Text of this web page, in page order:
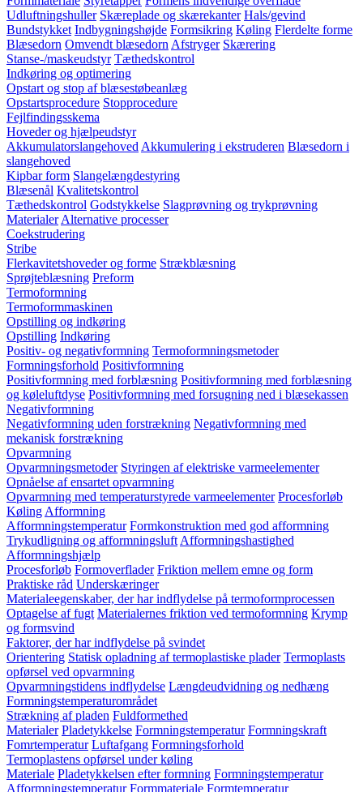
Udluftningshuller Skæreplade og skærekanter Hals/gevind
Bundstykket Indbygningshøjde Formsikring Køling Flerdelte forme
Blæsedorn Omvendt blæsedorn Afstryger Skærering
Stanse-/maskeudstyr Tæthedskontrol
Indkøring og optimering
Opstart og stop af blæsestøbeanlæg
Opstartsprocedure Stopprocedure
Fejlfindingsskema
Hoveder og hjælpeudstyr
Akkumulatorslangehoved Akkumulering i ekstruderen Blæsedorn i
slangehoved
Kipbar form Slangelængdestyring
Blæsenål Kvalitetskontrol
Tæthedskontrol Godstykkelse Slagprøvning og trykprøvning
Materialer Alternative processer
Coekstrudering
Stribe
Flerkavitetshoveder og forme Strækblæsning
Sprøjteblæsning Preform
Termoformning
Termoformmaskinen
Opstilling og indkøring
Opstilling Indkøring
Positiv- og negativformning Termoformningsmetoder
Formningsforhold Positivformning
Positivformning med forblæsning Positivformning med forblæsning
og køleluftdyse Positivformning med forsugning ned i blæsekassen
Negativformning
Negativformning uden forstrækning Negativformning med
mekanisk forstrækning
Opvarmning
Opvarmningsmetoder Styringen af elektriske varmeelementer
Opnåelse af ensartet opvarmning
Opvarmning med temperaturstyrede varmeelementer Procesforløb
Køling Afformning
Afformningstemperatur Formkonstruktion med god afformning
Trykudligning og afformningsluft Afformningshastighed
Afformningshjælp
Procesforløb Formoverflader Friktion mellem emne og form
Praktiske råd Underskæringer
Materialeegenskaber, der har indflydelse på termoformprocessen
Optagelse af fugt Materialernes friktion ved termoformning Krymp
og formsvind
Faktorer, der har indflydelse på svindet
Orientering Statisk opladning af termoplastiske plader Termoplasts
opførsel ved opvarmning
Opvarmningstidens indflydelse Længdeudvidning og nedhæng
Formningstemperaturområdet
Strækning af pladen Fuldformethed
Materialer Pladetykkelse Formningstemperatur Formningskraft
Fomrtemperatur Luftafgang Formningsforhold
Termoplastens opførsel under køling
Materiale Pladetykkelsen efter formning Formningstemperatur
Afformningstemperatur Formmateriale Formtemperatur